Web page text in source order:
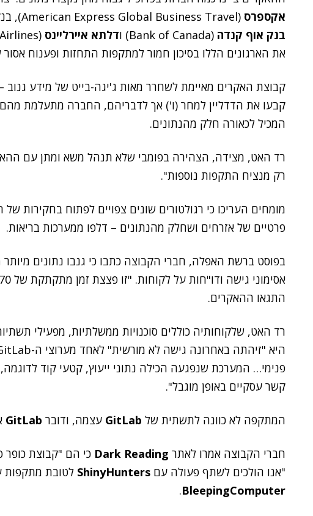
אקספרס (American Express Global Business Travel), בנק
בנק אוף קנדה (Bank of Canada) ו דלתא איירליינס
את הארגונים הללו בסיכון חמור למתקפות התחזות ופענוח
קבוצת האקרים מאיימת לשחרר מאות ג'יגה-בייט של מידע
קבעו את הדדליין למחר (ו') אך לדבריהם, החברה מתעלמת
המכיל לכאורה חלק מהנתונים.
רד האט, מצידה, הצהירה בפומבי שלא תנהל משא ומתן עם
רק מנציח התקפות נוספות".
מומחים העריכו כי רגולטורים שונים צפויים לפתוח בחקירות
פרטיים של אזרחים ושחלק מהנתונים – דלפו ממערכות בריאות.
התגאו ההאקרים.
רד האט, שלקוחותיה כוללים סוכנויות ממשלתיות, מפעילי
פנימי… המערכת שנפגעה הכילה נתוני ייעוץ, קטעי קוד
קשר עסקיים באופן מוגבל".
המתקפה לא כוונה לתשתית של GitLab עצמה, ודובר GitLab
חברי הקבוצה אמרו לאתר Dark Reading כי הם "קבוצת
"אנו הולכים לשתף פעולה עם ShinyHunters לטובת מתקפות
BleepingComputer
.